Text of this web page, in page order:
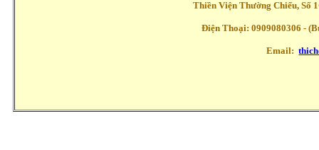
Thiền Viện Thường Chiếu, Số
Điện Thoại: 0909080306 -
Email: